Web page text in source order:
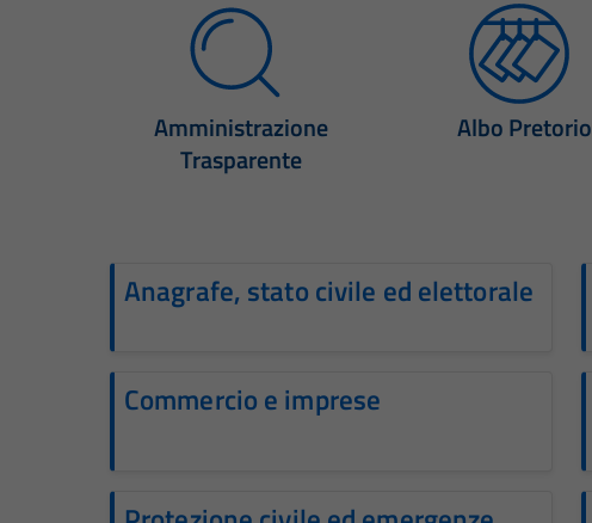
Amministrazione
Trasparente
Albo Pretorio
Anagrafe, stato civile ed elettorale
Commercio e imprese